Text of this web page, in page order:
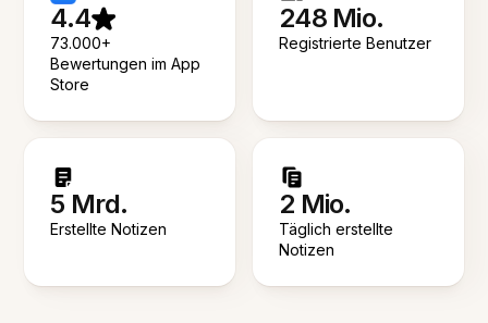
4.4
73.000+
Bewertungen im App
Store
248 Mio.
Registrierte Benutzer
5 Mrd.
Erstellte Notizen
2 Mio.
Täglich erstellte
Notizen